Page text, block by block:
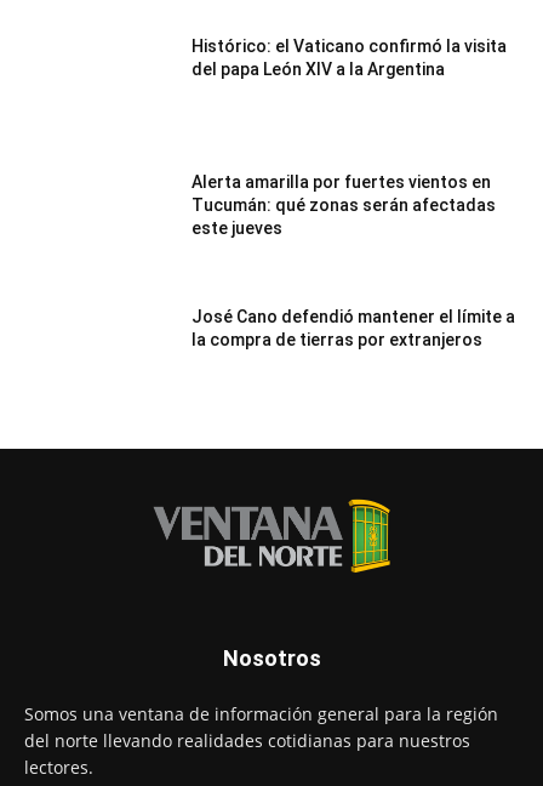
Histórico: el Vaticano confirmó la visita
del papa León XIV a la Argentina
Alerta amarilla por fuertes vientos en
Tucumán: qué zonas serán afectadas
este jueves
José Cano defendió mantener el límite a
la compra de tierras por extranjeros
Nosotros
Somos una ventana de información general para la región
del norte llevando realidades cotidianas para nuestros
lectores.